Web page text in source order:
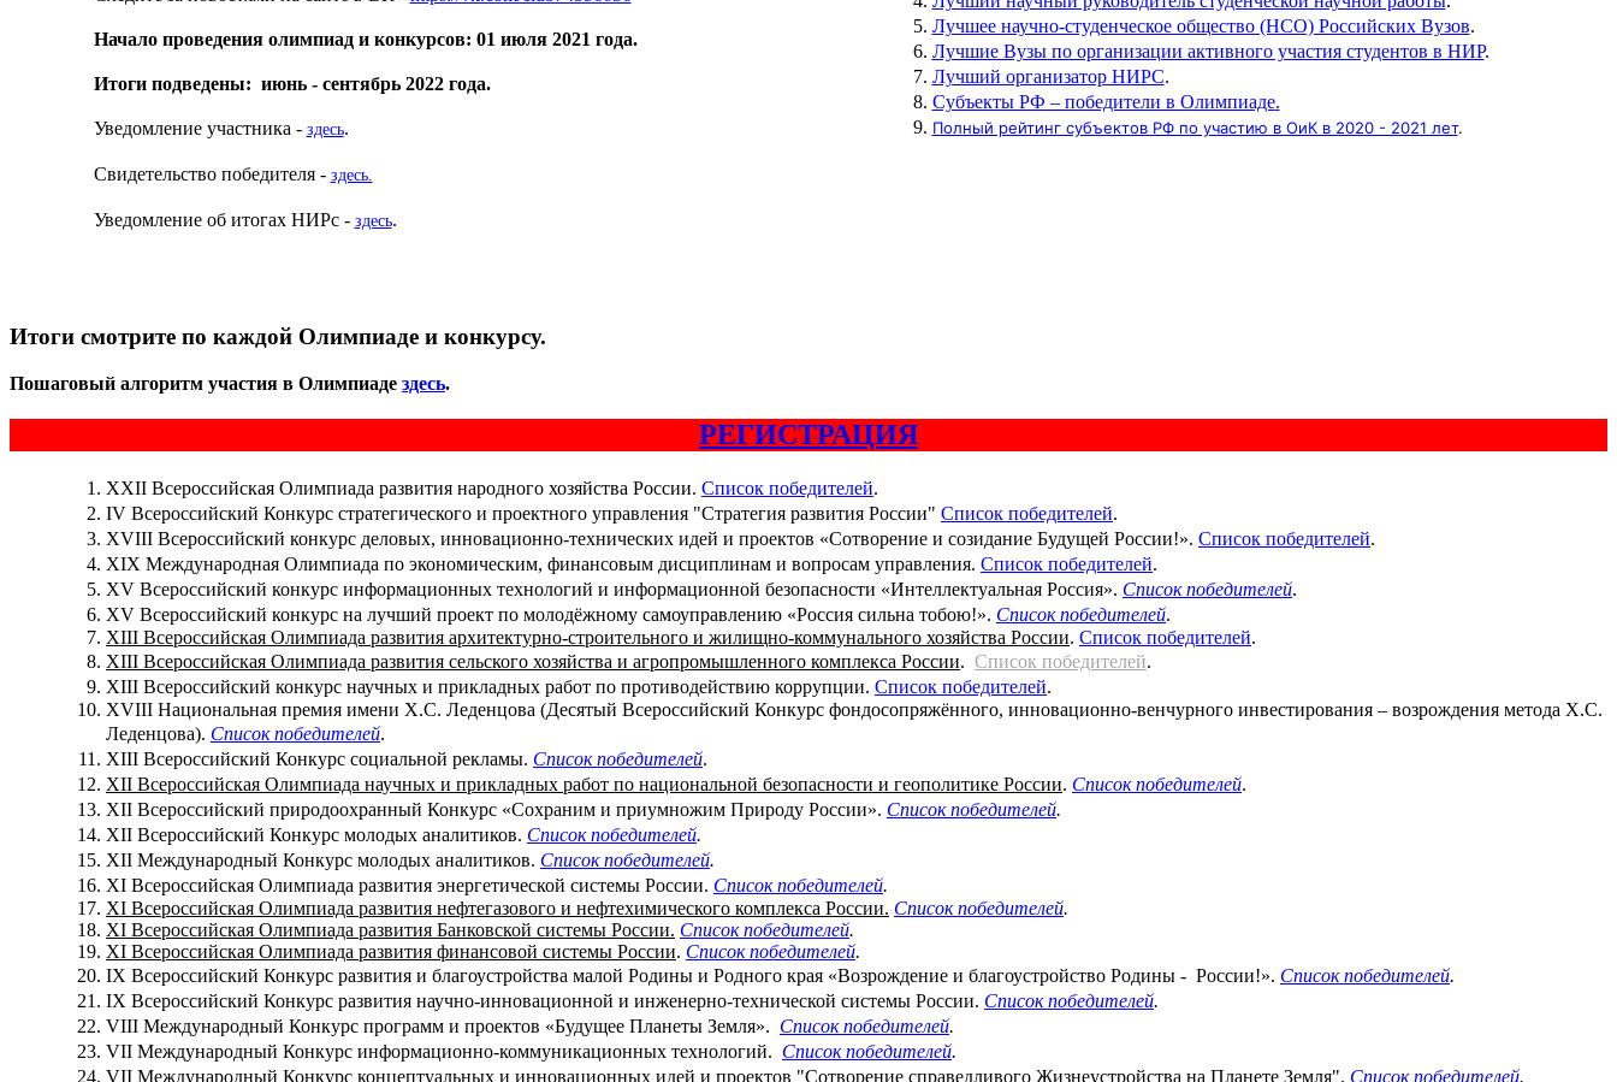
Начало проведения олимпиад и конкурсов: 01 июля 2021 года.
Итоги подведены: июнь - сентябрь 2022 года.
Уведомление участника - здесь.
Свидетельство победителя - здесь.
Уведомление об итогах НИРс - здесь.
Лучшее научно-студенческое общество (НСО) Российских Вузов.
Лучшие Вузы по организации активного участия студентов в НИР.
Лучший организатор НИРС.
Субъекты РФ – победители в Олимпиаде.
Полный рейтинг субъектов РФ по участию в ОиК в 2020 - 2021 лет.
Итоги смотрите по каждой Олимпиаде и конкурсу.
Пошаговый алгоритм участия в Олимпиаде здесь.
РЕГИСТРАЦИЯ
XXII Всероссийская Олимпиада развития народного хозяйства России. Список победителей.
IV Всероссийский Конкурс стратегического и проектного управления "Стратегия развития России" Список победителей.
XVIII Всероссийский конкурс деловых, инновационно-технических идей и проектов «Сотворение и созидание Будущей России!». Список победителей.
XIX Международная Олимпиада по экономическим, финансовым дисциплинам и вопросам управления. Список победителей.
XV Всероссийский конкурс информационных технологий и информационной безопасности «Интеллектуальная Россия». Список победителей.
XV Всероссийский конкурс на лучший проект по молодёжному самоуправлению «Россия сильна тобою!». Список победителей.
XIII Всероссийская Олимпиада развития архитектурно-строительного и жилищно-коммунального хозяйства России. Список победителей.
XIII Всероссийская Олимпиада развития сельского хозяйства и агропромышленного комплекса России. Список победителей.
XIII Всероссийский конкурс научных и прикладных работ по противодействию коррупции. Список победителей.
XVIII Национальная премия имени Х.С. Леденцова (Десятый Всероссийский Конкурс фондосопряжённого, инновационно-венчурного инвестирования – возрождения метода Х.С.
Леденцова). Список победителей.
XIII Всероссийский Конкурс социальной рекламы. Список победителей.
XII Всероссийская Олимпиада научных и прикладных работ по национальной безопасности и геополитике России. Список победителей.
XII Всероссийский природоохранный Конкурс «Сохраним и приумножим Природу России». Список победителей.
XII Всероссийский Конкурс молодых аналитиков. Список победителей.
XII Международный Конкурс молодых аналитиков. Список победителей.
XI Всероссийская Олимпиада развития энергетической системы России. Список победителей.
XI Всероссийская Олимпиада развития нефтегазового и нефтехимического комплекса России. Список победителей.
XI Всероссийская Олимпиада развития Банковской системы России. Список победителей.
XI Всероссийская Олимпиада развития финансовой системы России. Список победителей.
IX Всероссийский Конкурс развития и благоустройства малой Родины и Родного края «Возрождение и благоустройство Родины - России!». Список победителей.
IX Всероссийский Конкурс развития научно-инновационной и инженерно-технической системы России. Список победителей.
VIII Международный Конкурс программ и проектов «Будущее Планеты Земля». Список победителей.
VII Международный Конкурс информационно-коммуникационных технологий. Список победителей.
VII Международный Конкурс концептуальных и инновационных идей и проектов "Сотворение справедливого Жизнеустройства на Планете Земля". Список победителей.